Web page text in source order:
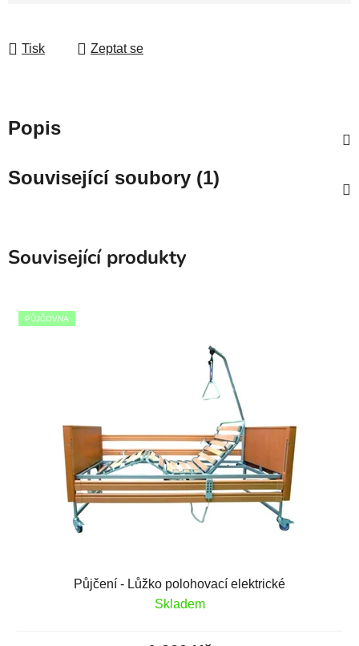
Tisk Zeptat se
Popis
Související soubory (1)
Související produkty
PŮJČOVNA
Půjčení - Lůžko polohovací elektrické
Skladem